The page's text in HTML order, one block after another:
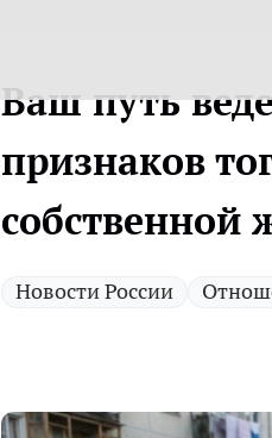
Ваш путь
признаков
собственной
Новости России